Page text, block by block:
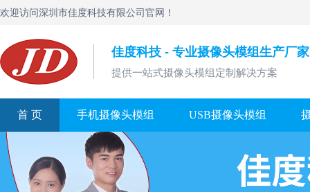
欢迎访问深圳市佳度科技有限公司官网！
佳度科技 - 专业摄像头模组生产厂家
提供一站式摄像头模组定制解决方案
首 页 手机摄像头模组 USB摄像头模组